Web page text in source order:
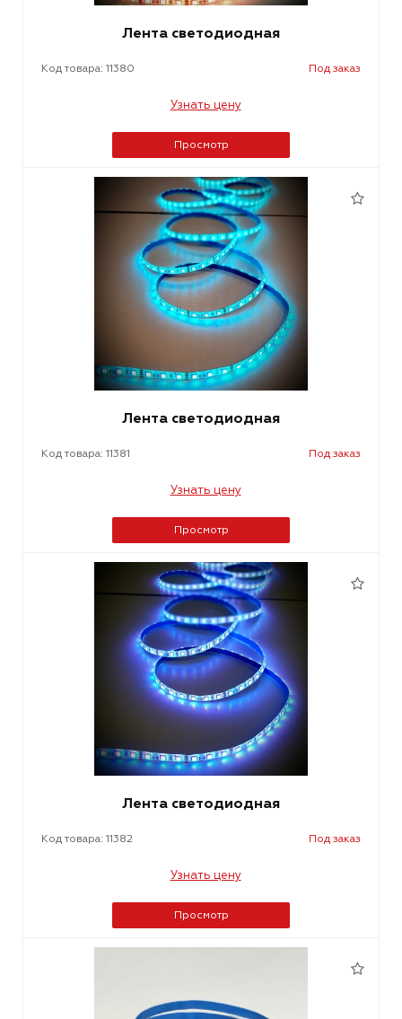
Лента светодиодная
Код товара: 11380 Под заказ
Узнать цену
Просмотр
Лента светодиодная
Код товара: 11381 Под заказ
Узнать цену
Просмотр
Лента светодиодная
Код товара: 11382 Под заказ
Узнать цену
Просмотр